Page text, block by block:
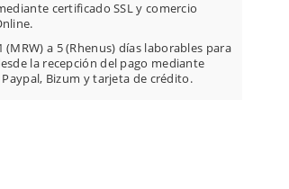
certificado SSL y comercio
a 5 (Rhenus) días laborables para
la recepción del pago mediante
Bizum y tarjeta de crédito.